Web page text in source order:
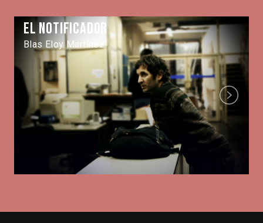
El notificador
Blas Eloy Martínez
Next